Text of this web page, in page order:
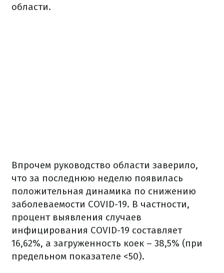
области.
Впрочем руководство области заверило,
что за последнюю неделю появилась
положительная динамика по снижению
заболеваемости COVID-19. В частности,
процент выявления случаев
инфицирования COVID-19 составляет
16,62%, а загруженность коек – 38,5% (при
предельном показателе <50).